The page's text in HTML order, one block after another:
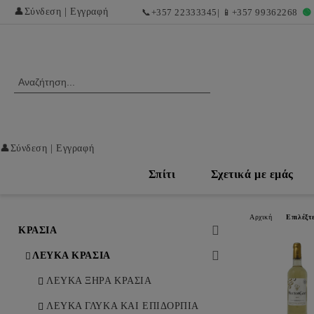
👤 Σύνδεση Εγγραφή 📞 +357 22333345 | 📱 +357 99362268 🟢
👤 Σύνδεση Εγγραφή
Σπίτι Σχετικά με εμάς
ΚΡΑΣΙΑ
ΛΕΥΚΑ ΚΡΑΣΙΑ
ΛΕΥΚΑ ΞΗΡΑ ΚΡΑΣΙΑ
ΛΕΥΚΑ ΓΛΥΚΑ ΚΑΙ ΕΠΙΔΟΡΠΙΑ
Αρχική